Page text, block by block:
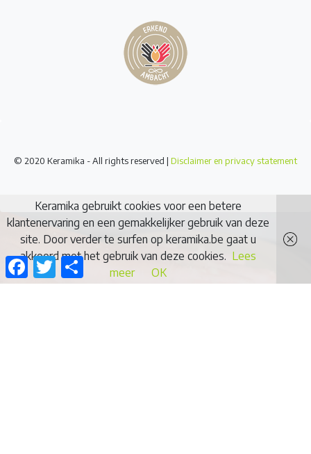
© 2020 Keramika - All rights reserved | Disclaimer en privacy statement
FacebookTwitterDelen
Keramika gebruikt cookies voor een betere
klantenervaring en een gemakkelijker gebruik van deze
site. Door verder te surfen op keramika.be gaat u
akkoord met het gebruik van deze cookies. Lees
meer
OK